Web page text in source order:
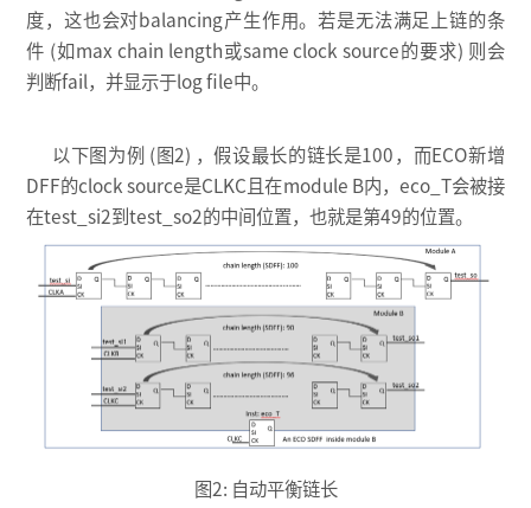
度，这也会对balancing产生作用。若是无法满足上链的条
件 (如max chain length或same clock source的要求) 则会
判断fail，并显示于log file中。
以下图为例 (图2) ，假设最长的链长是100，而ECO新增
DFF的clock source是CLKC且在module B内，eco_T会被接
在test_si2到test_so2的中间位置，也就是第49的位置。
图2: 自动平衡链长